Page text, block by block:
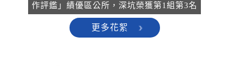
作評鑑」績優區公所，深坑榮獲第1組第3名
更多花絮